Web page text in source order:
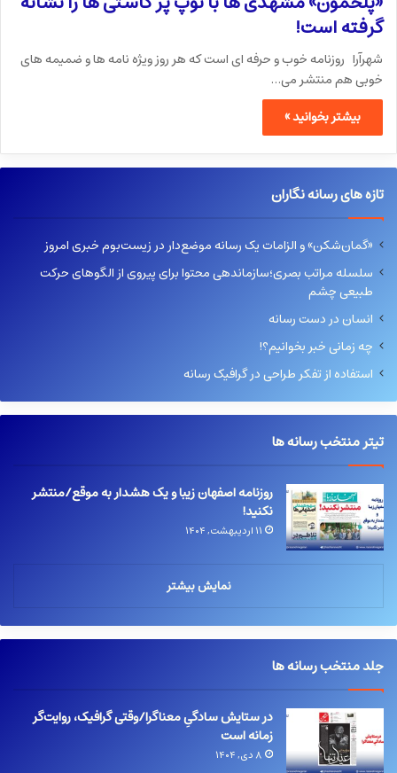
گرفته است!
شهرآرا روزنامه خوب و حرفه ای است که هر روز ویژه نامه ها و ضمیمه های
خوبی هم منتشر می…
بیشتر بخوانید »
تازه های رسانه نگاران
«گمان‌شکن» و الزامات یک رسانه موضع‌دار در زیست‌بوم خبری امروز
سلسله مراتب بصری؛سازماندهی محتوا برای پیروی از الگوهای حرکت
طبیعی چشم
انسان در دست رسانه
چه زمانی خبر بخوانیم؟!
استفاده از تفکر طراحی در گرافیک رسانه
تیتر منتخب رسانه ها
روزنامه اصفهان زیبا و یک هشدار به موقع/منتشر
نکنید!
۱۱ اردیبهشت, ۱۴۰۴
نمایش بیشتر
جلد منتخب رسانه ها
در ستایش سادگیِ معناگرا/وقتی گرافیک، روایت‌گر
زمانه است
۸ دی, ۱۴۰۴